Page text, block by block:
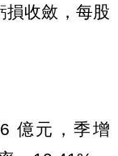
損收斂，每股
億元，季增